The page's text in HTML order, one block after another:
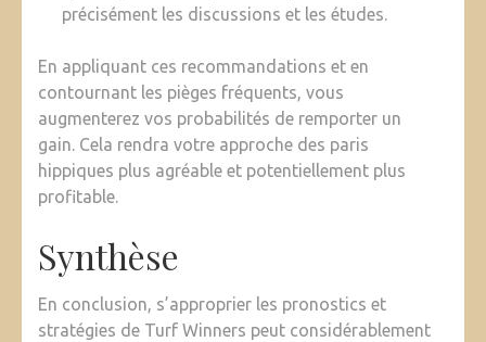
précisément les discussions et les études.
En appliquant ces recommandations et en
contournant les pièges fréquents, vous
augmenterez vos probabilités de remporter un
gain. Cela rendra votre approche des paris
hippiques plus agréable et potentiellement plus
profitable.
Synthèse
En conclusion, s’approprier les pronostics et
stratégies de Turf Winners peut considérablement